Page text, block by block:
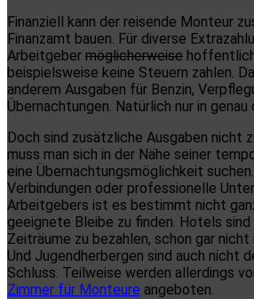
Finanziell kann der reisende Monteur
Finanzamt bauen. Für diverse
Arbeitgeber möglicherweise
beispielsweise keine Steuern zahlen.
anderem Ausgaben für Benzin,
Übernachtungen. Natürlich nur in genau
Doch sind zusätzliche Ausgaben nicht
muss man sich in der Nähe seiner
eine Übernachtungsmöglichkeit
Verbindungen oder professionelle
Arbeitgebers ist es bestimmt nicht
geeignete Bleibe zu finden. Hotels
Zeiträume zu bezahlen, schon gar
Und Jugendherbergen sind auch nicht
Schluss. Teilweise werden allerdings
Zimmer für Monteure angeboten.